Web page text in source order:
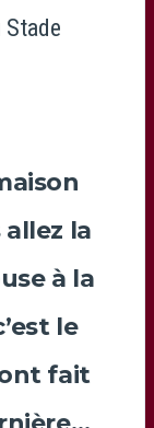
Stade
la
à la
le
fait